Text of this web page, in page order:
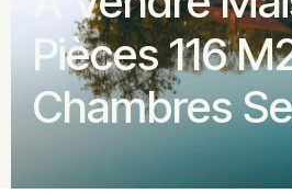
Pièces 116
Chambres